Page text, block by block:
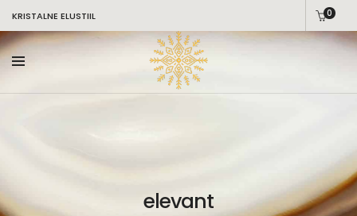
KRISTALNE ELUSTIIL 0
elevant